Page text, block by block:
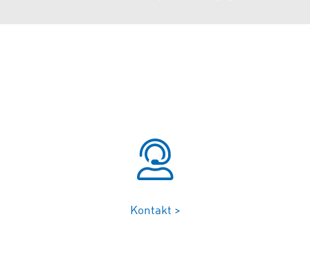
Kontakt >